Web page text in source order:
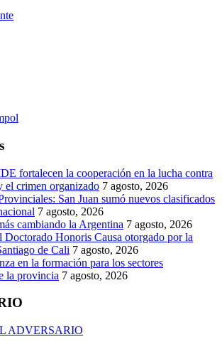
fortalecen la cooperación en la lucha contra
el crimen organizado 7 agosto, 2026
San Juan sumó nuevos clasificados
7 agosto, 2026
cambiando la Argentina 7 agosto, 2026
Doctorado Honoris Causa otorgado por la
de Cali 7 agosto, 2026
en la formación para los sectores
la provincia 7 agosto, 2026
ADVERSARIO